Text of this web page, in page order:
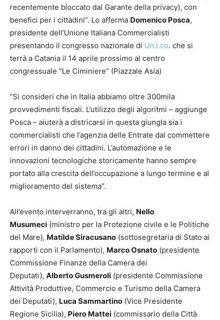
recentemente bloccato dal Garante della privacy), con
benefici per i cittadini”. Lo afferma Domenico Posca,
presidente dell’Unione Italiana Commercialisti
presentando il congresso nazionale di Un.i.co. che si
terrà a Catania il 14 aprile prossimo al centro
congressuale “Le Ciminiere” (Piazzale Asia)
“Si consideri che in Italia abbiamo oltre 300mila
provvedimenti fiscali. L’utilizzo degli algoritmi – aggiunge
Posca – aiuterà a districarsi in questa giungla sia i
commercialisti che l’agenzia delle Entrate dal commettere
errori in danno dei cittadini. L’automazione e le
innovazioni tecnologiche storicamente hanno sempre
portato alla crescita dell’occupazione a lungo termine e al
miglioramento del sistema”.
All’evento interverranno, tra gli altri, Nello
Musumeci (ministro per la Protezione civile e le Politiche
del Mare), Matilde Siracusano (sottosegretaria di Stato ai
rapporti con il Parlamento), Marco Osnato (presidente
Commissione Finanze della Camera dei
Deputati), Alberto Gusmeroli (presidente Commissione
Attività Produttive, Commercio e Turismo della Camera
dei Deputati), Luca Sammartino (Vice Presidente
Regione Sicilia), Piero Mattei (commissario della Città